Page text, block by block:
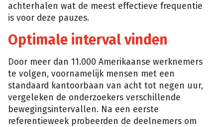
achterhalen wat de meest effectieve frequentie
is voor deze pauzes.
Optimale interval vinden
Door meer dan 11.000 Amerikaanse werknemers
te volgen, voornamelijk mensen met een
standaard kantoorbaan van acht tot negen uur,
vergeleken de onderzoekers verschillende
bewegingsintervallen. Na een eerste
referentieweek probeerden de deelnemers om